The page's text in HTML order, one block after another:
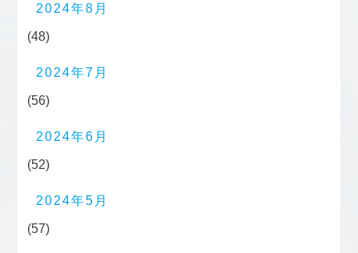
2024年8月
(48)
2024年7月
(56)
2024年6月
(52)
2024年5月
(57)